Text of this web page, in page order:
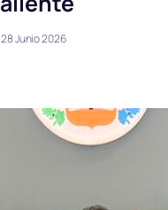
28 Junio 2026